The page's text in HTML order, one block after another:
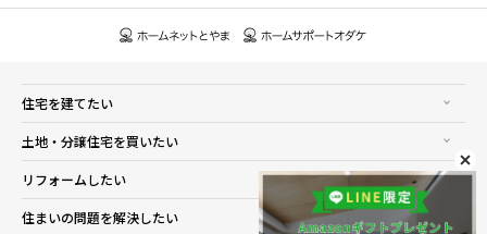
住宅を建てたい
土地・分譲住宅を買いたい
リフォームしたい
住まいの問題を解決したい